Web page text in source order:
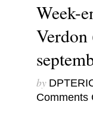
Week-
by
Comments